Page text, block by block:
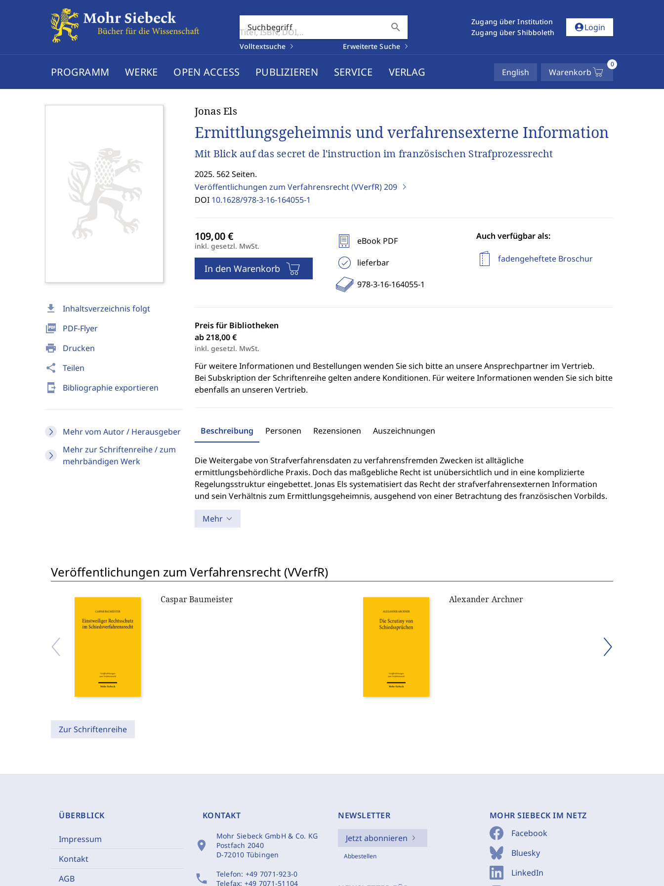
Suchbegriff search
Volltextsuche Erweiterte Suche
Zugang über Institution
Zugang über Shibboleth
account_circleLogin
PROGRAMM WERKE OPEN ACCESS PUBLIZIEREN SERVICE VERLAG English Warenkorb
0
download Inhaltsverzeichnis folgt
picture_as_pdf PDF-Flyer
print Drucken
share Teilen
send_to_mobile Bibliographie exportieren
Mehr vom Autor / Herausgeber
Mehr zur Schriftenreihe / zum
mehrbändigen Werk
Jonas Els
Ermittlungsgeheimnis und verfahrensexterne Information
Mit Blick auf das secret de l'instruction im französischen Strafprozessrecht
2025. 562 Seiten.
Veröffentlichungen zum Verfahrensrecht (VVerfR)209
DOI 10.1628/978-3-16-164055-1
inkl. gesetzl. MwSt.
In den Warenkorb
eBook PDF
lieferbar
978-3-16-164055-1
Auch verfügbar als:
fadengeheftete Broschur
Preis für Bibliotheken
ab 218,00 €
inkl. gesetzl. MwSt.
Für weitere Informationen und Bestellungen wenden Sie sich bitte an unsere Ansprechpartner im Vertrieb.
Bei Subskription der Schriftenreihe gelten andere Konditionen. Für weitere Informationen wenden Sie sich bitte
ebenfalls an unseren Vertrieb.
Beschreibung Personen Rezensionen Auszeichnungen
Die Weitergabe von Strafverfahrensdaten zu verfahrensfremden Zwecken ist alltägliche
ermittlungsbehördliche Praxis. Doch das maßgebliche Recht ist unübersichtlich und in eine komplizierte
Regelungsstruktur eingebettet. Jonas Els systematisiert das Recht der strafverfahrensexternen Information
und sein Verhältnis zum Ermittlungsgeheimnis, ausgehend von einer Betrachtung des französischen Vorbilds.
Mehr
Veröffentlichungen zum Verfahrensrecht (VVerfR)
Caspar Baumeister Alexander Archner
Zur Schriftenreihe
ÜBERBLICK
Impressum
Kontakt
AGB
KONTAKT
location_on
Mohr Siebeck GmbH & Co. KG
Postfach 2040
D-72010 Tübingen
phone Telefon: +49 7071-923-0
Telefax: +49 7071-51104
NEWSLETTER
Jetzt abonnieren
Abbestellen
MOHR SIEBECK IM NETZ
Facebook
Bluesky
LinkedIn